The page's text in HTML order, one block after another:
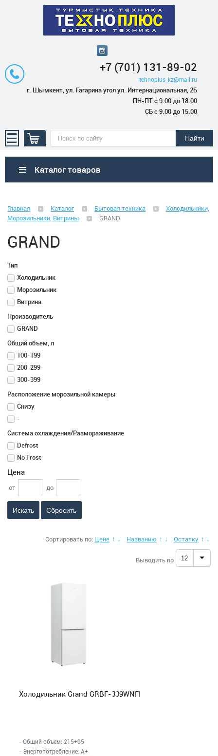
+7 (701) 131-89-02
tehnoplus_kz@mail.ru
г. Шымкент, ул. Гагарина угол ул. Интернациональная, 2Б
ПН-ПТ с 9.00 до 18.00
СБ с 9.00 до 15.00
Каталог товаров
Встраиваемая техника
Микроволновые печи
Посудомоечные машины
Плиты
Пылесосы
Стиральные машины
Сушильные машины
Холодильники, Морозильники, Витрины
Электропечи
Климатическая техника
Малая бытовая техника
МФУ, Мониторы и Стабилизаторы
Главная Каталог Бытовая техника
Холодильники,
Морозильники, Витрины
GRAND
GRAND
Тип
Холодильник
Морозильник
Витрина
Производитель
GRAND
Общий объем, л
100-199
200-299
300-399
Расположение морозильной камеры
Снизу
-
Система охлаждения/Размораживание
Defrost
No Frost
Цена
от до
Сбросить
Сортировать по: Цене ↑ ↓ Названию ↑ ↓ Остатку ↑ ↓
Выводить по 12
Холодильник Grand GRBF-339WNFI
- Общий объем: 215+95
- Энергопотребление: A+